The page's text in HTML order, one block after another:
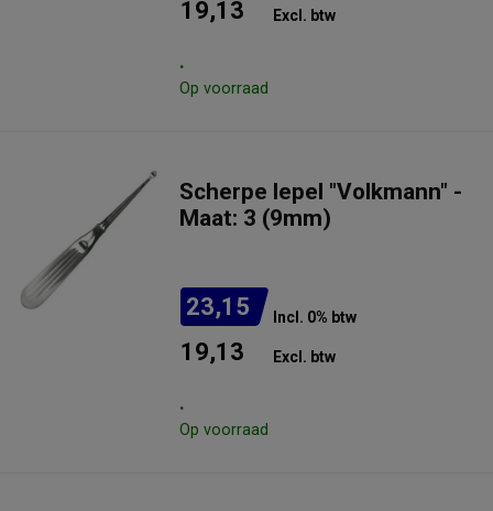
19,13 Excl. btw
.
Op voorraad
Scherpe lepel "Volkmann" -
Maat: 3 (9mm)
23,15 Incl. 0% btw
19,13 Excl. btw
.
Op voorraad